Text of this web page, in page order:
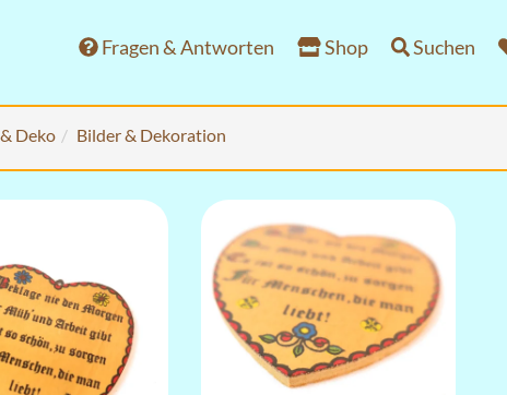
Fragen & Antworten Shop Suchen
Deko Bilder & Dekoration